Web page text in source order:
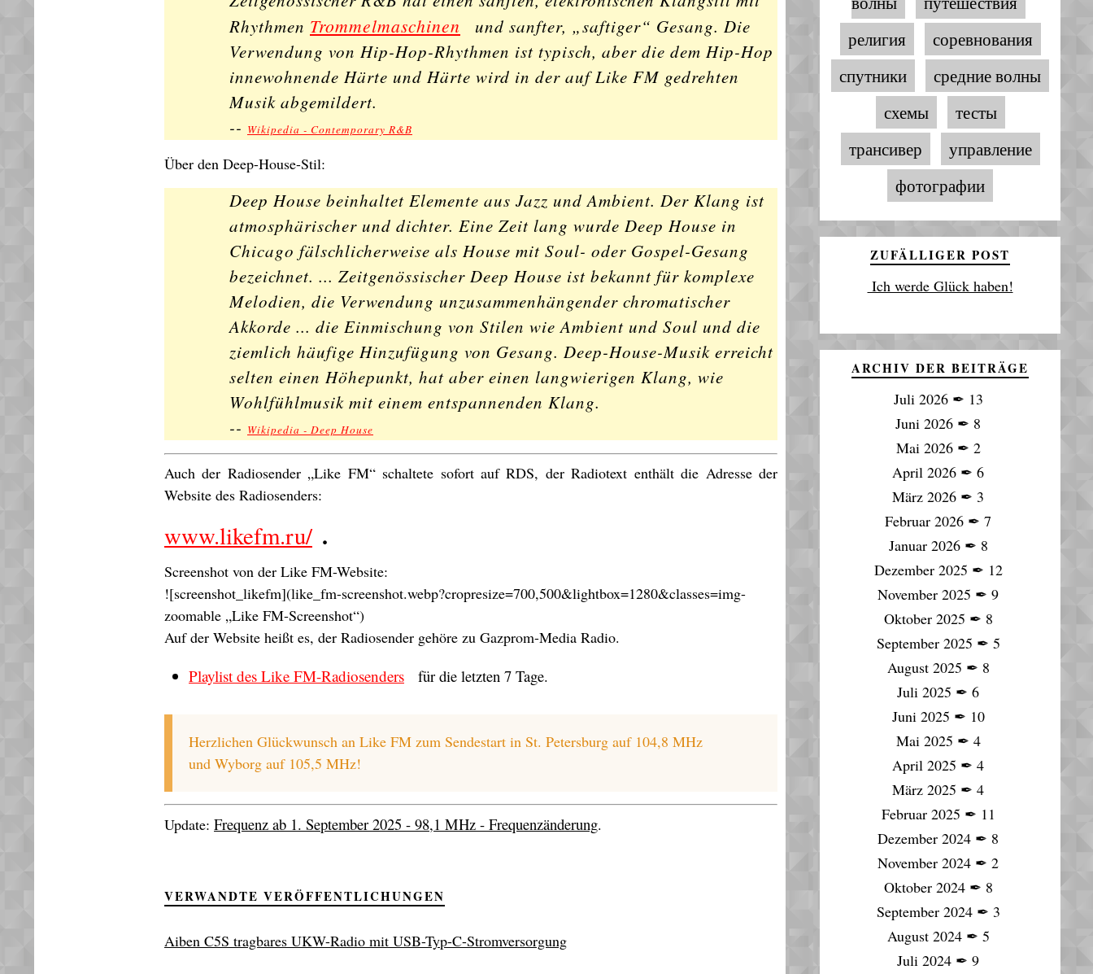
Rhythmen Trommelmaschinen
und sanfter, „saftiger“ Gesang. Die
Verwendung von Hip-Hop-Rhythmen ist typisch, aber die dem Hip-Hop
innewohnende Härte und Härte wird in der auf Like FM gedrehten
Musik abgemildert.
-- Wikipedia - Contemporary R&B
Über den Deep-House-Stil:
Deep House beinhaltet Elemente aus Jazz und Ambient. Der Klang ist
atmosphärischer und dichter. Eine Zeit lang wurde Deep House in
Chicago fälschlicherweise als House mit Soul- oder Gospel-Gesang
bezeichnet. ... Zeitgenössischer Deep House ist bekannt für komplexe
Melodien, die Verwendung unzusammenhängender chromatischer
Akkorde ... die Einmischung von Stilen wie Ambient und Soul und die
ziemlich häufige Hinzufügung von Gesang. Deep-House-Musik erreicht
selten einen Höhepunkt, hat aber einen langwierigen Klang, wie
Wohlfühlmusik mit einem entspannenden Klang.
-- Wikipedia - Deep House
Auch der Radiosender „Like FM“ schaltete sofort auf RDS, der Radiotext enthält die Adresse der
Website des Radiosenders:
www.likefm.ru/ .
Screenshot von der Like FM-Website:
![screenshot_likefm](like_fm-screenshot.webp?cropresize=700,500&lightbox=1280&classes=img-
zoomable „Like FM-Screenshot“)
Auf der Website heißt es, der Radiosender gehöre zu Gazprom-Media Radio.
Playlist des Like FM-Radiosenders für die letzten 7 Tage.
Herzlichen Glückwunsch an Like FM zum Sendestart in St. Petersburg auf 104,8 MHz
und Wyborg auf 105,5 MHz!
Update: Frequenz ab 1. September 2025 - 98,1 MHz - Frequenzänderung.
VERWANDTE VERÖFFENTLICHUNGEN
Aiben C5S tragbares UKW-Radio mit USB-Typ-C-Stromversorgung
религия
соревнования
спутники
средние волны
схемы
тесты
трансивер
управление
фотографии
ZUFÄLLIGER POST
Ich werde Glück haben!
ARCHIV DER BEITRÄGE
Juli 2026✒ 13
Juni 2026 ✒ 8
Mai 2026✒ 2
April 2026 ✒ 6
März 2026 ✒ 3
Februar 2026 ✒ 7
Januar 2026✒ 8
Dezember 2025 ✒ 12
November 2025 ✒ 9
Oktober 2025 ✒ 8
September 2025 ✒ 5
August 2025 ✒ 8
Juli 2025 ✒ 6
Juni 2025 ✒ 10
Mai 2025 ✒ 4
April 2025 ✒ 4
März 2025 ✒ 4
Februar 2025 ✒ 11
Dezember 2024 ✒ 8
November 2024 ✒ 2
Oktober 2024✒ 8
September 2024✒ 3
August 2024✒ 5
Juli 2024 ✒ 9